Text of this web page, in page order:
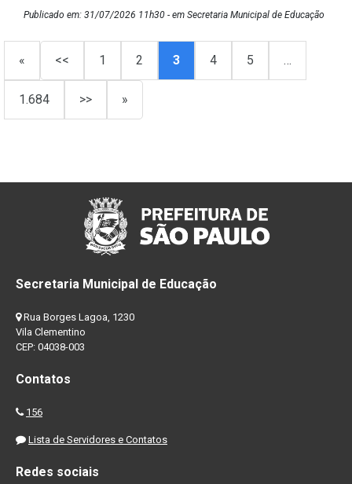
Publicado em: 31/07/2026 11h30 - em Secretaria Municipal de Educação
« << 1 2 3 4 5 …
1.684 >> »
Secretaria Municipal de Educação
Rua Borges Lagoa, 1230
Vila Clementino
CEP: 04038-003
Contatos
156
Lista de Servidores e Contatos
Redes sociais